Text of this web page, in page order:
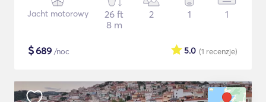
Jacht motorowy
26 ft
8 m
2 1 1
$689 /noc (1 recenzje)
5.0